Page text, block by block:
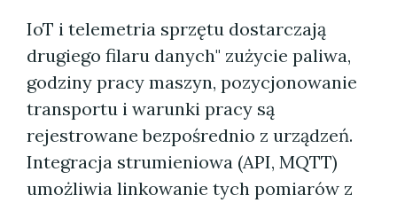
IoT i telemetria sprzętu dostarczają
drugiego filaru danych" zużycie paliwa,
godziny pracy maszyn, pozycjonowanie
transportu i warunki pracy są
rejestrowane bezpośrednio z urządzeń.
Integracja strumieniowa (API, MQTT)
umożliwia linkowanie tych pomiarów z